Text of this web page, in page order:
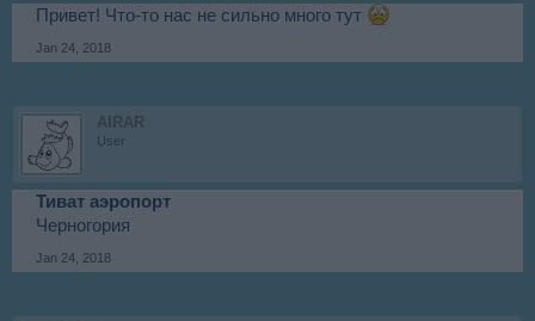
Привет! Что-то нас не сильно много тут
Jan 24, 2018
AIRAR
User
Тиват аэропорт
Черногория
Jan 24, 2018